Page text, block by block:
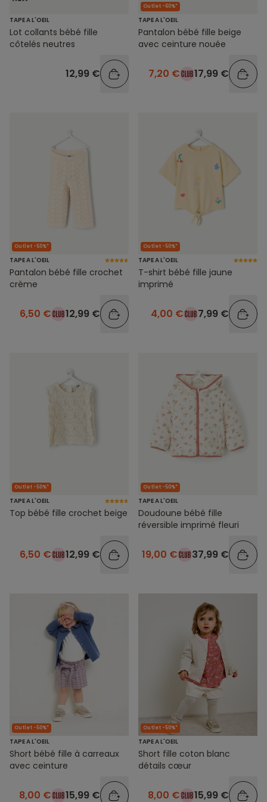
TAPE A L'OEIL
Lot collants bébé fille
côtelés neutres
12,99 €
Outlet -60%*
TAPE A L'OEIL
Pantalon bébé fille beige
avec ceinture nouée
7,20 € 17,99 €
Outlet -50%*
TAPE A L'OEIL
Pantalon bébé fille crochet
crème
6,50 € 12,99 €
Outlet -50%*
TAPE A L'OEIL
T-shirt bébé fille jaune
imprimé
4,00 € 7,99 €
Outlet -50%*
TAPE A L'OEIL
Top bébé fille crochet beige
6,50 € 12,99 €
Outlet -50%*
TAPE A L'OEIL
Doudoune bébé fille
réversible imprimé fleuri
19,00 € 37,99 €
Outlet -50%*
TAPE A L'OEIL
Short bébé fille à carreaux
avec ceinture
8,00 € 15,99 €
Outlet -50%*
TAPE A L'OEIL
Short fille coton blanc
détails cœur
8,00 € 15,99 €